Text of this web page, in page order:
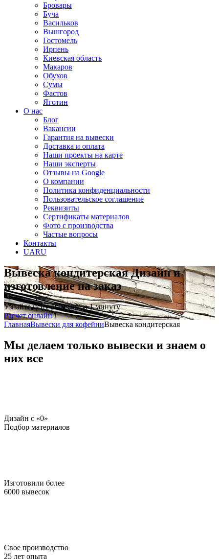
Бровары
Буча
Васильков
Вышгород
Гостомель
Ирпень
Киевская область
Макаров
Обухов
Сумы
Фастов
Яготин
О нас
Блог
Вакансии
Гарантия на вывески
Доставка и оплата
Наши проекты на карте
Наши эксперты
Отзывы на Google
О компании
Политика конфиденциальности
Пользовательское соглашение
Реквизиты
Сертификаты материалов
Фото с производства
Частые вопросы
Контакты
UARU
Вывеска кондитерскаяДизайн и
изготовление на заказ
Узнайте цену вывески за 1 минуту
Расчет онлайн
ГлавнаяВывески для кофейниВывеска кондитерская
Мы делаем только вывески и знаем о
них все
Дизайн c «0»
Подбор материалов
Изготовили более
6000 вывесок
Свое производство
25 лет опыта